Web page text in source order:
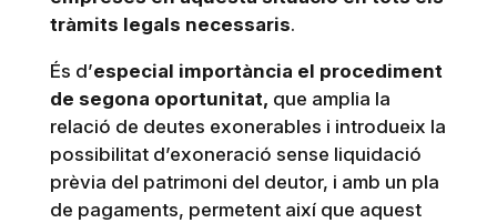
tràmits legals necessaris.
És d’especial importància el procediment
de segona oportunitat, que amplia la
relació de deutes exonerables i introdueix la
possibilitat d’exoneració sense liquidació
prèvia del patrimoni del deutor, i amb un pla
de pagaments, permetent així que aquest